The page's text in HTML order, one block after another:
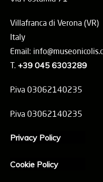
Villafranca di Verona (VR)
Italy
Email:
T. +39 045 6303289
P.iva 03062140235
P.iva 03062140235
Privacy Policy
Cookie Policy